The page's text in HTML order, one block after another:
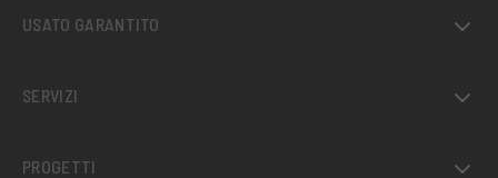
USATO GARANTITO
SERVIZI
PROGETTI